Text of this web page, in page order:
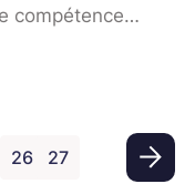
compétence
qu’il faut
26 27